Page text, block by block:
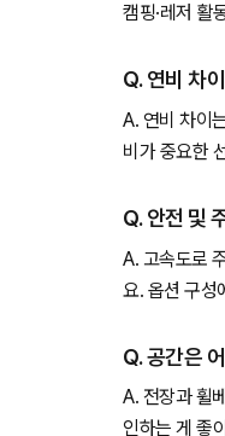
캠핑·레저 활
Q. 연비 차
A. 연비 차이
비가 중요한
Q. 안전 및
A. 고속도로
요. 옵션 구성
Q. 공간은
A. 전장과 휠
인하는 게 좋